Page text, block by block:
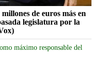
de euros más en
legislatura por la